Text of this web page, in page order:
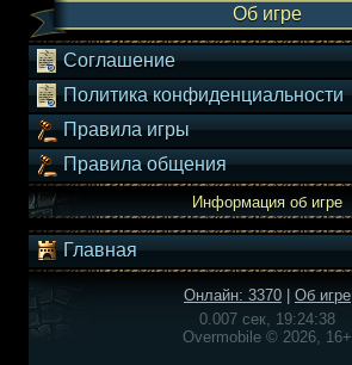
Об игре
Соглашение
Политика конфиденциальности
Правила игры
Правила общения
Информация об игре
Главная
Онлайн: 3370
Об игре
0.007 сек, 19:24:38
Overmobile © 2026, 16+